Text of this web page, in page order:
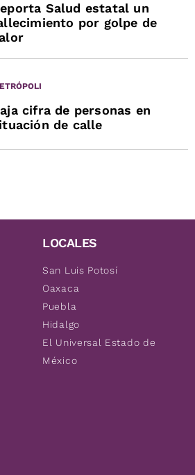
Salud estatal un
por golpe de
cifra de personas en
de calle
LOCALES
San Luis Potosí
Oaxaca
Puebla
Hidalgo
El Universal Estado de
México